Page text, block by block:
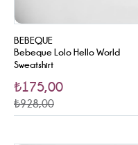
BEBEQUE
Bebeque Lolo Hello World
Sweatshirt
₺175,00
₺928,00